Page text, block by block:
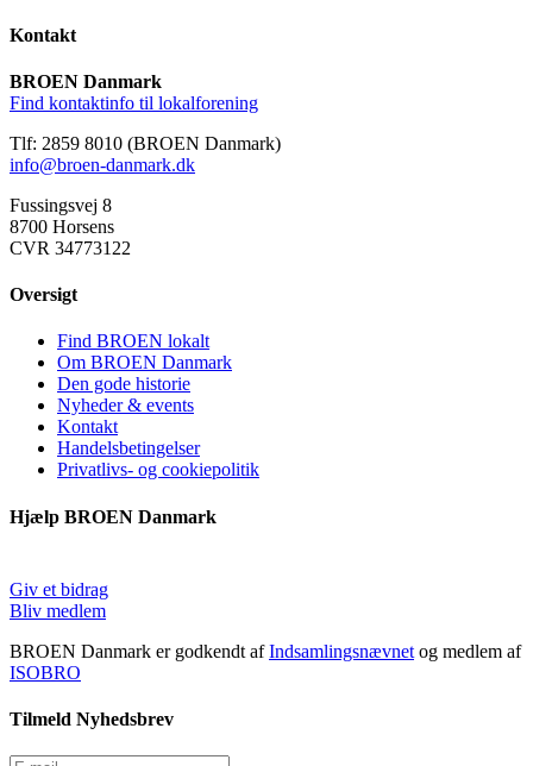
Kontakt
BROEN Danmark
Find kontaktinfo til lokalforening
Tlf: 2859 8010 (BROEN Danmark)
info@broen-danmark.dk
Fussingsvej 8
8700 Horsens
CVR 34773122
Oversigt
Find BROEN lokalt
Om BROEN Danmark
Den gode historie
Nyheder & events
Kontakt
Handelsbetingelser
Privatlivs- og cookiepolitik
Hjælp BROEN Danmark
Giv et bidrag
Bliv medlem
BROEN Danmark er godkendt afIndsamlingsnævnet og medlem af
ISOBRO
Tilmeld Nyhedsbrev